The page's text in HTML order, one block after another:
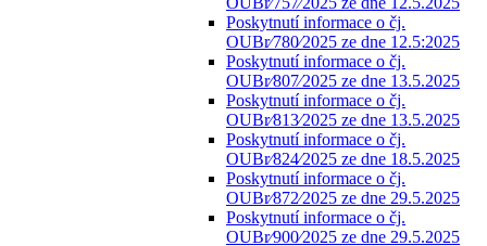
Poskytnutí informace o čj.
OUBr⁄780⁄2025 ze dne 12.5:2025
Poskytnutí informace o čj.
OUBr⁄807⁄2025 ze dne 13.5.2025
Poskytnutí informace o čj.
OUBr⁄813⁄2025 ze dne 13.5.2025
Poskytnutí informace o čj.
OUBr⁄824⁄2025 ze dne 18.5.2025
Poskytnutí informace o čj.
OUBr⁄872⁄2025 ze dne 29.5.2025
Poskytnutí informace o čj.
OUBr⁄900⁄2025 ze dne 29.5.2025